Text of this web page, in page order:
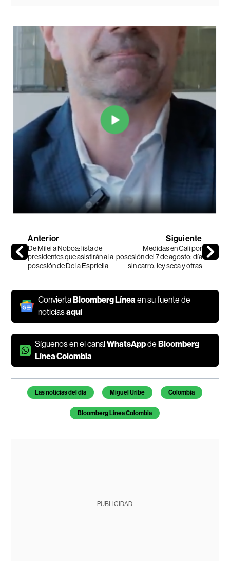
Anterior
De Milei a Noboa: lista de
presidentes que asistirán a la
posesión de De la Espriella
Siguiente
Medidas en Cali por
posesión del 7 de agosto: día
sin carro, ley seca y otras
ConviertaBloomberg Línea en su fuente de
noticiasaquí
Síguenos en el canalWhatsAppdeBloomberg
Línea Colombia
Temas de este artículo
Las noticias del día Miguel Uribe Colombia
Bloomberg Línea Colombia
PUBLICIDAD